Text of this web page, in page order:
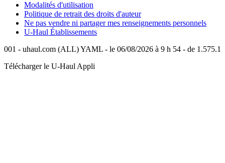
Modalités d'utilisation
Politique de retrait des droits d'auteur
Ne pas vendre ni partager mes renseignements personnels
U-Haul Établissements
001 - uhaul.com (ALL) YAML - le 06/08/2026 à 9 h 54 - de 1.575.1
Télécharger le U-Haul Appli